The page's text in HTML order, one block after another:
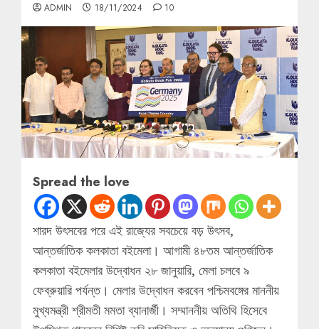
ADMIN 18/11/2024 10
Spread the love
শারদ উৎসবের পরে এই রাজ্যের সবচেয়ে বড় উৎসব,
আন্তর্জাতিক কলকাতা বইমেলা। আগামী ৪৮তম আন্তর্জাতিক
কলকাতা বইমেলার উদ্বোধন ২৮ জানুয়ারি, মেলা চলবে ৯
ফেব্রুয়ারি পর্যন্ত। মেলার উদ্বোধন করবেন পশ্চিমবঙ্গের মাননীয়
মুখ্যমন্ত্রী শ্রীমতী মমতা ব্যানার্জী। সম্মাননীয় অতিথি হিসেবে